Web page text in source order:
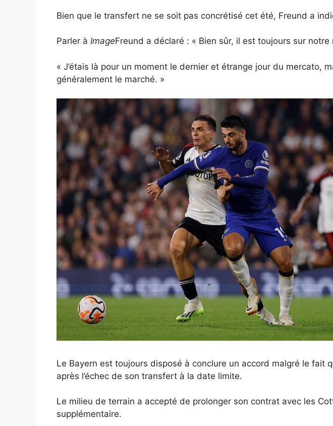
Bien que le transfert ne se soit pas concrétisé cet été, Freund a
Parler à ImageFreund a déclaré : « Bien sûr, il est toujours sur
« J’étais là pour un moment le dernier et étrange jour du mercato,
généralement le marché. »
Le Bayern est toujours disposé à conclure un accord malgré le fait
après l’échec de son transfert à la date limite.
Le milieu de terrain a accepté de prolonger son contrat avec les
supplémentaire.